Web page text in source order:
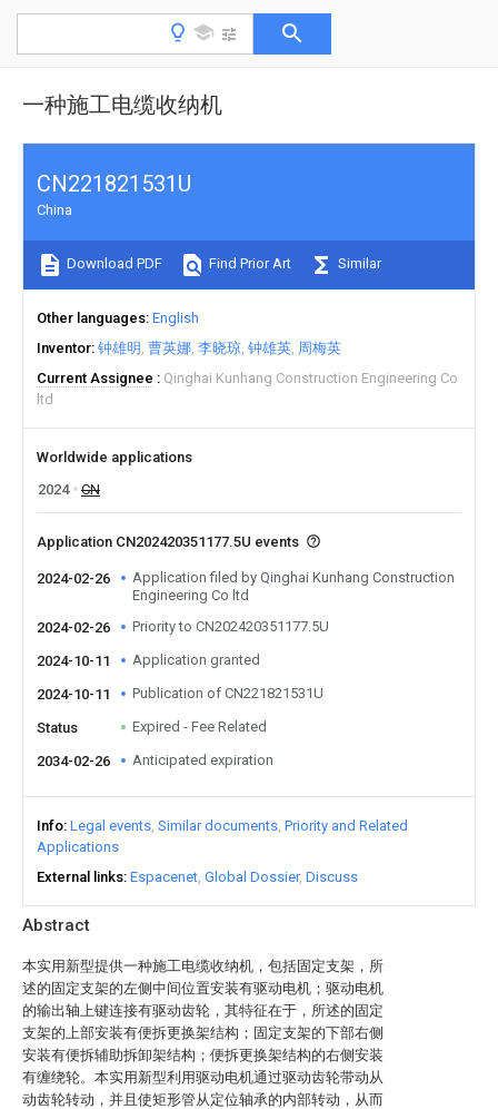
一种施工电缆收纳机
Abstract
本实用新型提供一种施工电缆收纳机，包括固定支架，所
述的固定支架的左侧中间位置安装有驱动电机；驱动电机
的输出轴上键连接有驱动齿轮，其特征在于，所述的固定
支架的上部安装有便拆更换架结构；固定支架的下部右侧
安装有便拆辅助拆卸架结构；便拆更换架结构的右侧安装
有缠绕轮。本实用新型利用驱动电机通过驱动齿轮带动从
动齿轮转动，并且使矩形管从定位轴承的内部转动，从而
CN221821531U
China
Download PDF Find Prior Art Similar
Other languages English
Inventor 钟雄明 曹英娜 李晓琼 钟雄英 周梅英
Current Assignee
Qinghai Kunhang Construction Engineering Co
ltd
Worldwide applications
2024
CN
Application CN202420351177.5U events
2024-02-26
Application filed by Qinghai Kunhang Construction
Engineering Co ltd
2024-02-26
Priority to CN202420351177.5U
2024-10-11 Application granted
2024-10-11 Publication of CN221821531U
Status Expired - Fee Related
2034-02-26 Anticipated expiration
Info Legal events Similar documents Priority and Related
Applications
External links Espacenet Global Dossier Discuss